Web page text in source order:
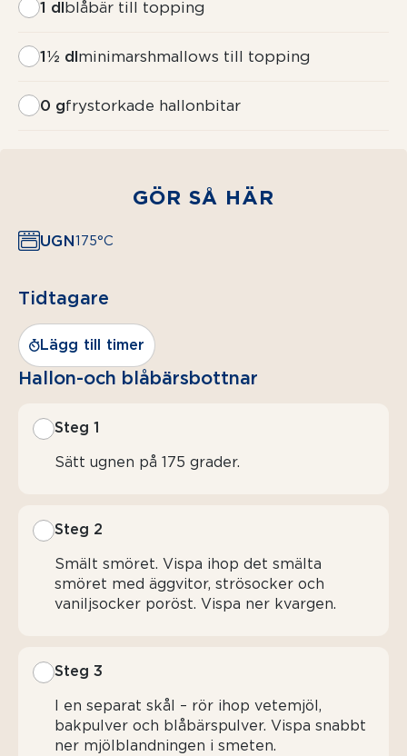
1 dlblåbär till topping
1½ dlminimarshmallows till topping
0 gfrystorkade hallonbitar
GÖR SÅ HÄR
UGN175°C
Tidtagare
Lägg till timer
Hallon-och blåbärsbottnar
Steg 1
Sätt ugnen på 175 grader.
Steg 2
Smält smöret. Vispa ihop det smälta
smöret med äggvitor, strösocker och
vaniljsocker poröst. Vispa ner kvargen.
Steg 3
I en separat skål – rör ihop vetemjöl,
bakpulver och blåbärspulver. Vispa snabbt
ner mjölblandningen i smeten.